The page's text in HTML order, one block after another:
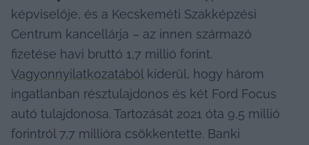
képviselője, és a Kecskeméti Szakképzési
Centrum kancellárja – az innen származó
Vagyonnyilatkozatából kiderül, hogy három
ingatlanban résztulajdonos és két Ford Focus
autó tulajdonosa. Tartozását 2021 óta 9,5 millió
forintról 7,7 millióra csökkentette. Banki